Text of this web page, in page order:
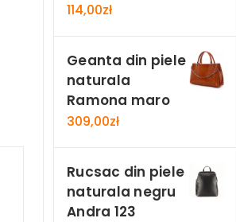
114,00zł
Geanta din piele
naturala
Ramona maro
309,00zł
Rucsac din piele
naturala negru
Andra 123